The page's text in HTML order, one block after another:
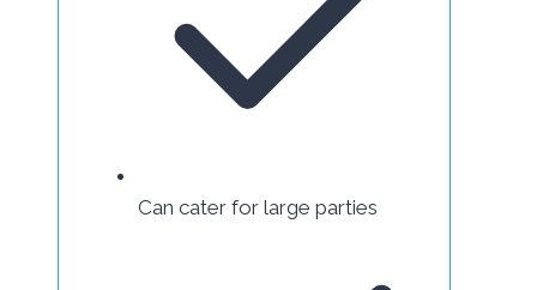
Can cater for large parties